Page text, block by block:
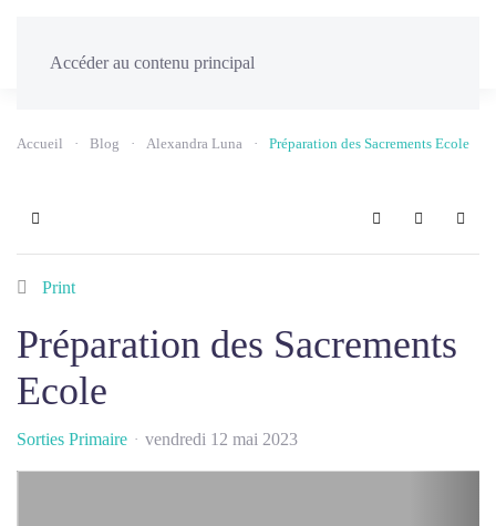
Accéder au contenu principal
Accueil Blog Alexandra Luna Préparation des Sacrements Ecole
Home SearchSign In
Print
Préparation des Sacrements
Ecole
Sorties Primaire vendredi 12 mai 2023